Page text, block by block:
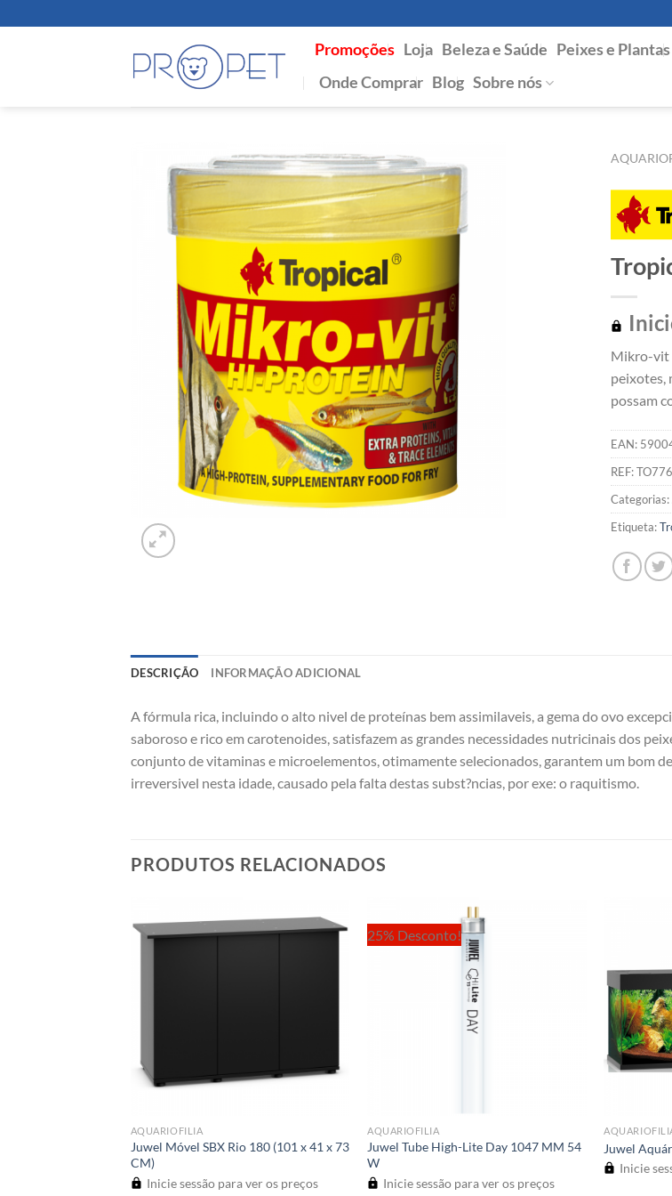
to
Promoções Loja Beleza e Saúde Peixes e Plantas
Onde Comprar Blog Sobre nós
Mikro-vit
peixotes,
possam
EAN:
REF:
Categorias:
Etiqueta:
DESCRIÇÃO INFORMAÇÃO ADICIONAL
A fórmula rica, incluindo o alto nivel de proteínas bem assimilaveis, a gema do ovo
saboroso e rico em carotenoides, satisfazem as grandes necessidades nutricinais dos
conjunto de vitaminas e microelementos, otimamente selecionados, garantem um bom
irreversivel nesta idade, causado pela falta destas subst?ncias, por exe: o raquitismo.
PRODUTOS RELACIONADOS
AQUARIOFILIA
Juwel Móvel SBX Rio 180 (101 x 41 x 73
CM)
Inicie sessão para ver os preços
25% Desconto!
AQUARIOFILIA
Juwel Tube High-Lite Day 1047 MM 54
W
Inicie sessão para ver os preços
Juwel
Inicie